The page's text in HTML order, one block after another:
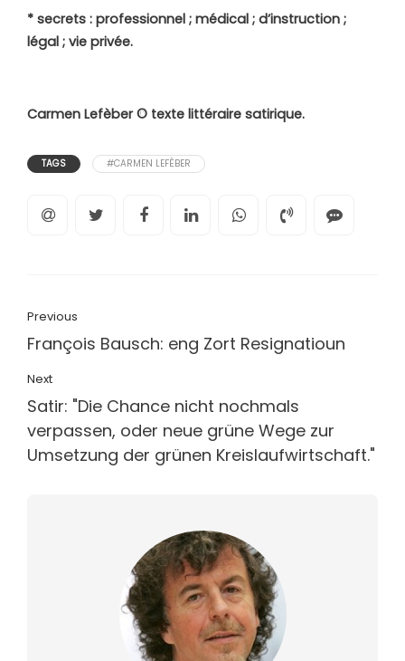
* secrets : professionnel ; médical ; d’instruction ;
légal ; vie privée.
Carmen Lefèber© texte littéraire satirique.
TAGS #CARMEN LEFÈBER
Previous
François Bausch: eng Zort Resignatioun
Next
Satir: "Die Chance nicht nochmals
verpassen, oder neue grüne Wege zur
Umsetzung der grünen Kreislaufwirtschaft."